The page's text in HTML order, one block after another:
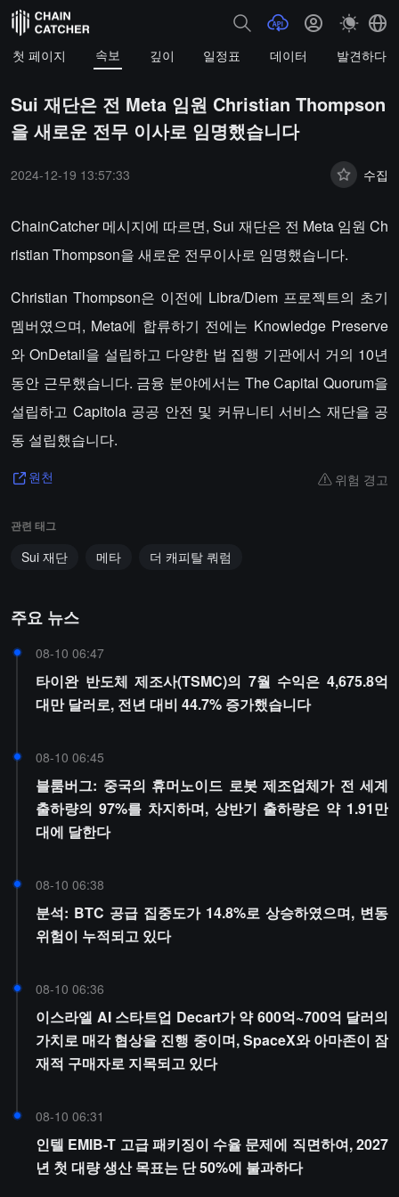
첫 페이지 속보 깊이 일정표 데이터 발견하다
Sui 재단은 전 Meta 임원 Christian Thompson
을 새로운 전무 이사로 임명했습니다
2024-12-19 13:57:33 수집
ChainCatcher 메시지에 따르면, Sui 재단은 전 Meta 임원 Ch
ristian Thompson을 새로운 전무이사로 임명했습니다.
Christian Thompson은 이전에 Libra/Diem 프로젝트의 초기
멤버였으며, Meta에 합류하기 전에는 Knowledge Preserve
와 OnDetail을 설립하고 다양한 법 집행 기관에서 거의 10년
동안 근무했습니다. 금융 분야에서는 The Capital Quorum을
설립하고 Capitola 공공 안전 및 커뮤니티 서비스 재단을 공
동 설립했습니다.
원천 위험 경고
관련 태그
Sui 재단 메타 더 캐피탈 쿼럼
주요 뉴스
08-10 06:47
타이완 반도체 제조사(TSMC)의 7월 수익은 4,675.8억
대만 달러로, 전년 대비 44.7% 증가했습니다
08-10 06:45
블룸버그: 중국의 휴머노이드 로봇 제조업체가 전 세계
출하량의 97%를 차지하며, 상반기 출하량은 약 1.91만
대에 달한다
08-10 06:38
분석: BTC 공급 집중도가 14.8%로 상승하였으며, 변동
위험이 누적되고 있다
08-10 06:36
이스라엘 AI 스타트업 Decart가 약 600억~700억 달러의
가치로 매각 협상을 진행 중이며, SpaceX와 아마존이 잠
재적 구매자로 지목되고 있다
08-10 06:31
인텔 EMIB-T 고급 패키징이 수율 문제에 직면하여, 2027
년 첫 대량 생산 목표는 단 50%에 불과하다